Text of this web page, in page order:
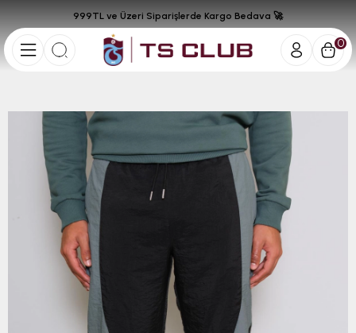
0
999TL ve Üzeri Siparişlerde Kargo Bedava 🚀